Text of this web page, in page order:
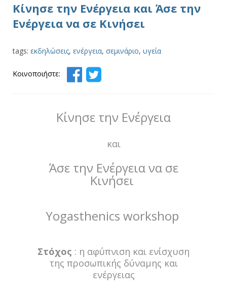
Κίνησε την Ενέργεια και Άσε την
Ενέργεια να σε Κινήσει
tags: εκδηλώσεις, ενέργεια, σεμινάριο, υγεία
Κοινοποιήστε:
Κίνησε την Ενέργεια
και
Άσε την Ενέργεια να σε
Κινήσει
Yogasthenics workshop
Στόχος : η αφύπνιση και ενίσχυση
της προσωπικής δύναμης και
ενέργειας